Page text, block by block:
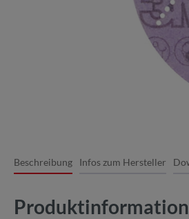
Beschreibung Infos zum Hersteller